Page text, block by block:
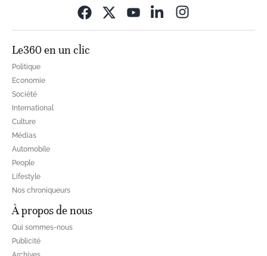
Le360 en un clic
Politique
Economie
Société
International
Culture
Médias
Automobile
People
Lifestyle
Nos chroniqueurs
À propos de nous
Qui sommes-nous
Publicité